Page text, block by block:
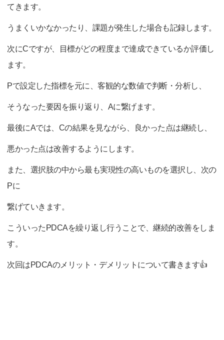
てきます。
うまくいかなかったり、課題が発生した場合も記録します。
次にCですが、目標がどの程度まで達成できているか評価し
ます。
Pで設定した指標を元に、客観的な数値で判断・分析し、
そうなった要因を振り返り、Aに繋げます。
最後にAでは、Cの結果を見ながら、良かった点は継続し、
悪かった点は改善するようにします。
また、選択肢の中から最も実現性の高いものを選択し、次の
Pに
繋げていきます。
こういったPDCAを繰り返し行うことで、継続的改善をしま
す。
次回はPDCAのメリット・デメリットについて書きます👍